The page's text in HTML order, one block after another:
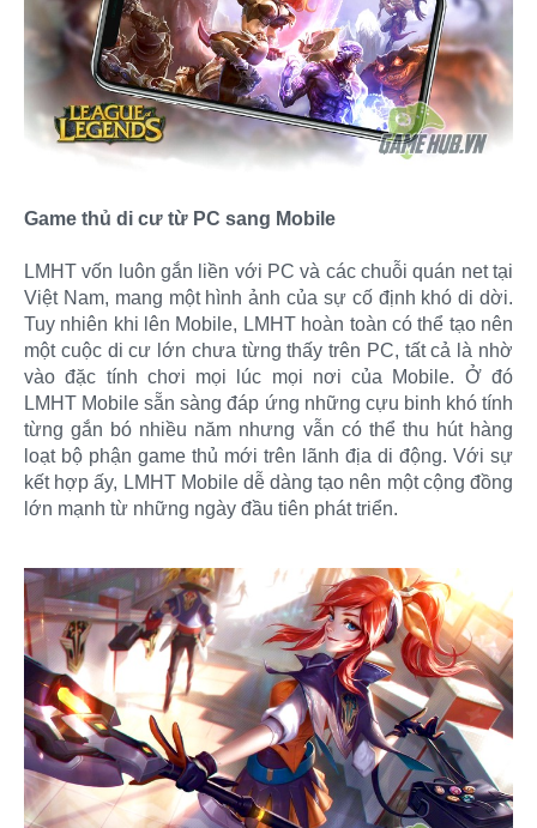
Game thủ di cư từ PC sang Mobile
LMHT vốn luôn gắn liền với PC và các chuỗi quán net tại
Việt Nam, mang một hình ảnh của sự cố định khó di dời.
Tuy nhiên khi lên Mobile, LMHT hoàn toàn có thể tạo nên
một cuộc di cư lớn chưa từng thấy trên PC, tất cả là nhờ
vào đặc tính chơi mọi lúc mọi nơi của Mobile. Ở đó
LMHT Mobile sẵn sàng đáp ứng những cựu binh khó tính
từng gắn bó nhiều năm nhưng vẫn có thể thu hút hàng
loạt bộ phận game thủ mới trên lãnh địa di động. Với sự
kết hợp ấy, LMHT Mobile dễ dàng tạo nên một cộng đồng
lớn mạnh từ những ngày đầu tiên phát triển.